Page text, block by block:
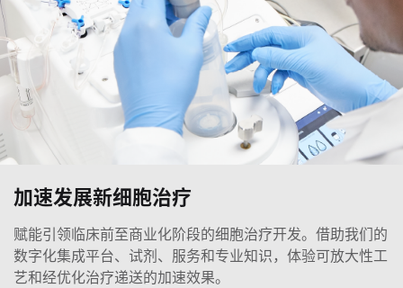
加速发展新细胞治疗
赋能引领临床前至商业化阶段的细胞治疗开发。借助我们的
数字化集成平台、试剂、服务和专业知识，体验可放大性工
艺和经优化治疗递送的加速效果。